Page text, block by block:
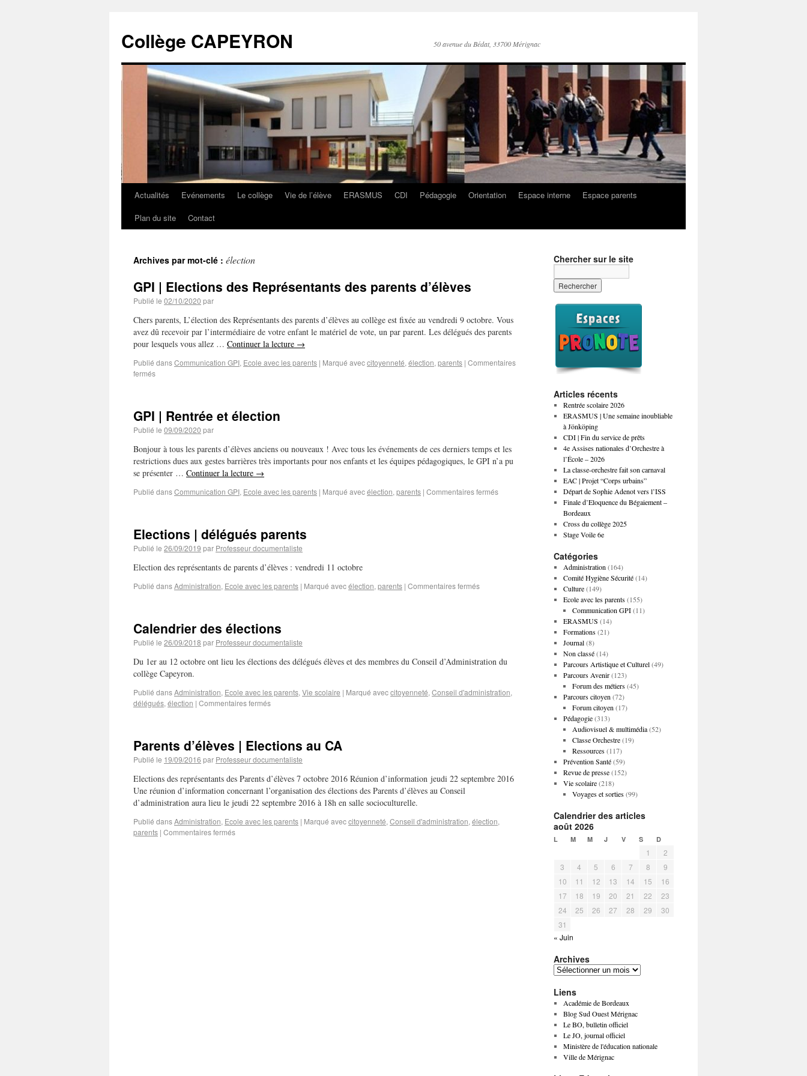
Collège CAPEYRON 50 avenue du Bédat, 33700 Mérignac
Actualités Evénements Le collège Vie de l’élève ERASMUS CDI Pédagogie Orientation Espace interne
Espace parents
Plan du site
Contact
Archives par mot-clé : élection
GPI | Elections des Représentants des parents d’élèves
Publié le 02/10/2020 par
Chers parents, L’élection des Représentants des parents d’élèves au collège est fixée au vendredi 9 octobre. Vous
avez dû recevoir par l’intermédiaire de votre enfant le matériel de vote, un par parent. Les délégués des parents
pour lesquels vous allez … Continuer la lecture →
Publié dansCommunication GPI, Ecole avec les parents | Marqué aveccitoyenneté, élection, parents | Commentaires
fermés
GPI | Rentrée et élection
Publié le 09/09/2020 par
Bonjour à tous les parents d’élèves anciens ou nouveaux ! Avec tous les événements de ces derniers temps et les
restrictions dues aux gestes barrières très importants pour nos enfants et les équipes pédagogiques, le GPI n’a pu
se présenter … Continuer la lecture →
Publié dansCommunication GPI, Ecole avec les parents | Marqué avecélection, parents | Commentaires fermés
Elections | délégués parents
Publié le 26/09/2019 par Professeur documentaliste
Election des représentants de parents d’élèves : vendredi 11 octobre
Publié dansAdministration, Ecole avec les parents | Marqué avecélection, parents | Commentaires fermés
Calendrier des élections
Publié le 26/09/2018 par Professeur documentaliste
Du 1er au 12 octobre ont lieu les élections des délégués élèves et des membres du Conseil d’Administration du
collège Capeyron.
Publié dansAdministration, Ecole avec les parents, Vie scolaire | Marqué aveccitoyenneté, Conseil d'administration,
délégués, élection | Commentaires fermés
Parents d’élèves | Elections au CA
Publié le 19/09/2016 par Professeur documentaliste
Elections des représentants des Parents d’élèves 7 octobre 2016 Réunion d’information jeudi 22 septembre 2016
Une réunion d’information concernant l’organisation des élections des Parents d’élèves au Conseil
d’administration aura lieu le jeudi 22 septembre 2016 à 18h en salle socioculturelle.
Publié dansAdministration, Ecole avec les parents | Marqué aveccitoyenneté, Conseil d'administration, élection,
parents | Commentaires fermés
Chercher sur le site
Articles récents
Rentrée scolaire 2026
ERASMUS | Une semaine inoubliable
à Jönköping
CDI | Fin du service de prêts
4e Assises nationales d’Orchestre à
l’École – 2026
La classe-orchestre fait son carnaval
EAC | Projet “Corps urbains”
Départ de Sophie Adenot vers l’ISS
Finale d’Eloquence du Bégaiement –
Bordeaux
Cross du collège 2025
Stage Voile 6e
Catégories
Administration (164)
Comité Hygiène Sécurité(14)
Culture(149)
Ecole avec les parents(155)
Communication GPI(11)
ERASMUS (14)
Formations(21)
Journal(8)
Non classé(14)
Parcours Artistique et Culturel(49)
Parcours Avenir(123)
Forum des métiers(45)
Parcours citoyen (72)
Forum citoyen (17)
Pédagogie(313)
Audiovisuel & multimédia(52)
Classe Orchestre(19)
Ressources(117)
Prévention Santé(59)
Revue de presse(152)
Vie scolaire(218)
Voyages et sorties(99)
Calendrier des articles
août 2026
L M M J V S D
« Juin
1
2
3
4 5 6 7 8
9
10
11 12 13 14 15
16
17
18 19 20 21 22
23
24
25 26 27 28 29
30
31
Archives
Liens
Académie de Bordeaux
Blog Sud Ouest Mérignac
Le BO, bulletin officiel
Le JO, journal officiel
Ministère de l'éducation nationale
Ville de Mérignac